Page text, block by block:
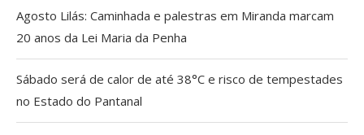
Agosto Lilás: Caminhada e palestras em Miranda marcam
20 anos da Lei Maria da Penha
Sábado será de calor de até 38°C e risco de tempestades
no Estado do Pantanal